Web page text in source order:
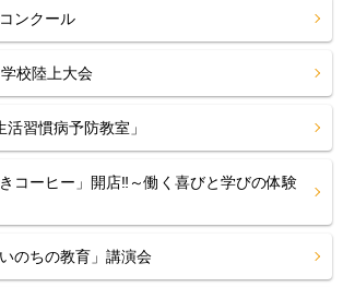
ンクール
校陸上大会
習慣病予防教室」
コーヒー」開店‼︎～働く喜びと学びの体験
のちの教育」講演会